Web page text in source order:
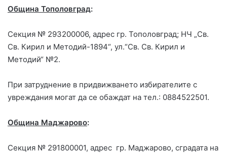
Община Тополовград:
Секция № 293200006, адрес гр. Тополовград; НЧ „Св.
Св. Кирил и Методий-1894“, ул.“Св. Св. Кирил и
Методий“ №2.
При затруднение в придвижването избирателите с
увреждания могат да се обаждат на тел.: 0884522501.
Община Маджарово:
Секция № 291800001, адрес гр. Маджарово, сградата на